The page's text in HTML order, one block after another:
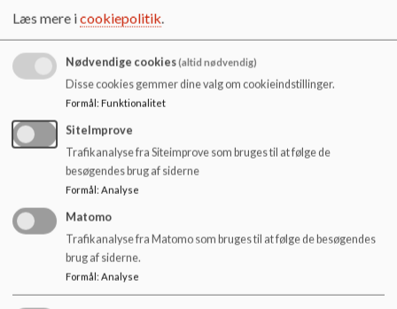
i
Dokumenter
Svar -Interview med eleverne - profil.pdf
Hornum skole
Kirkevej 23, 9600 Aars
hornum.skole@vesthimmerland.dk
99668830
EAN NR.
5798004128480
Sitemap
Læs mere icookiepolitik.
Nødvendige cookies(altid nødvendig)
Disse cookies gemmer dine valg om cookieindstillinger.
Formål: Funktionalitet
SiteImprove
Trafikanalyse fra Siteimprove som bruges til at følge de
besøgendes brug af siderne
Formål: Analyse
Matomo
Trafikanalyse fra Matomo som bruges til at følge de besøgendes
brug af siderne.
Formål: Analyse